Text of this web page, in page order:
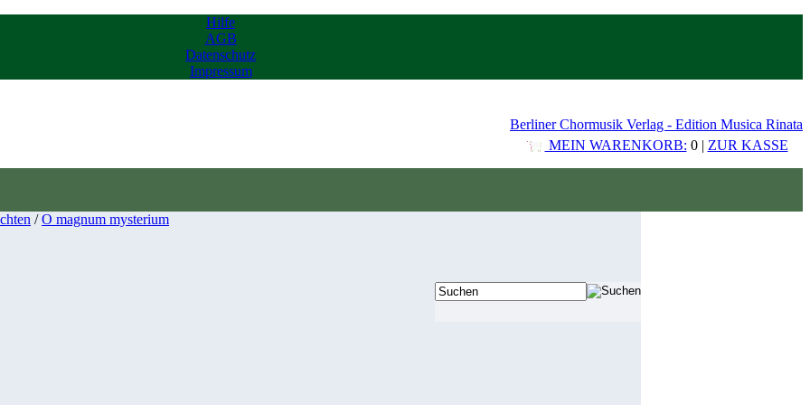
Hilfe
AGB
Datenschutz
Impressum
Berliner Chormusik Verlag - Edition Musica Rinata
MEIN WARENKORB: 0 | ZUR KASSE
/O magnum mysterium